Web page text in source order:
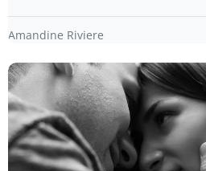
Amandine Riviere